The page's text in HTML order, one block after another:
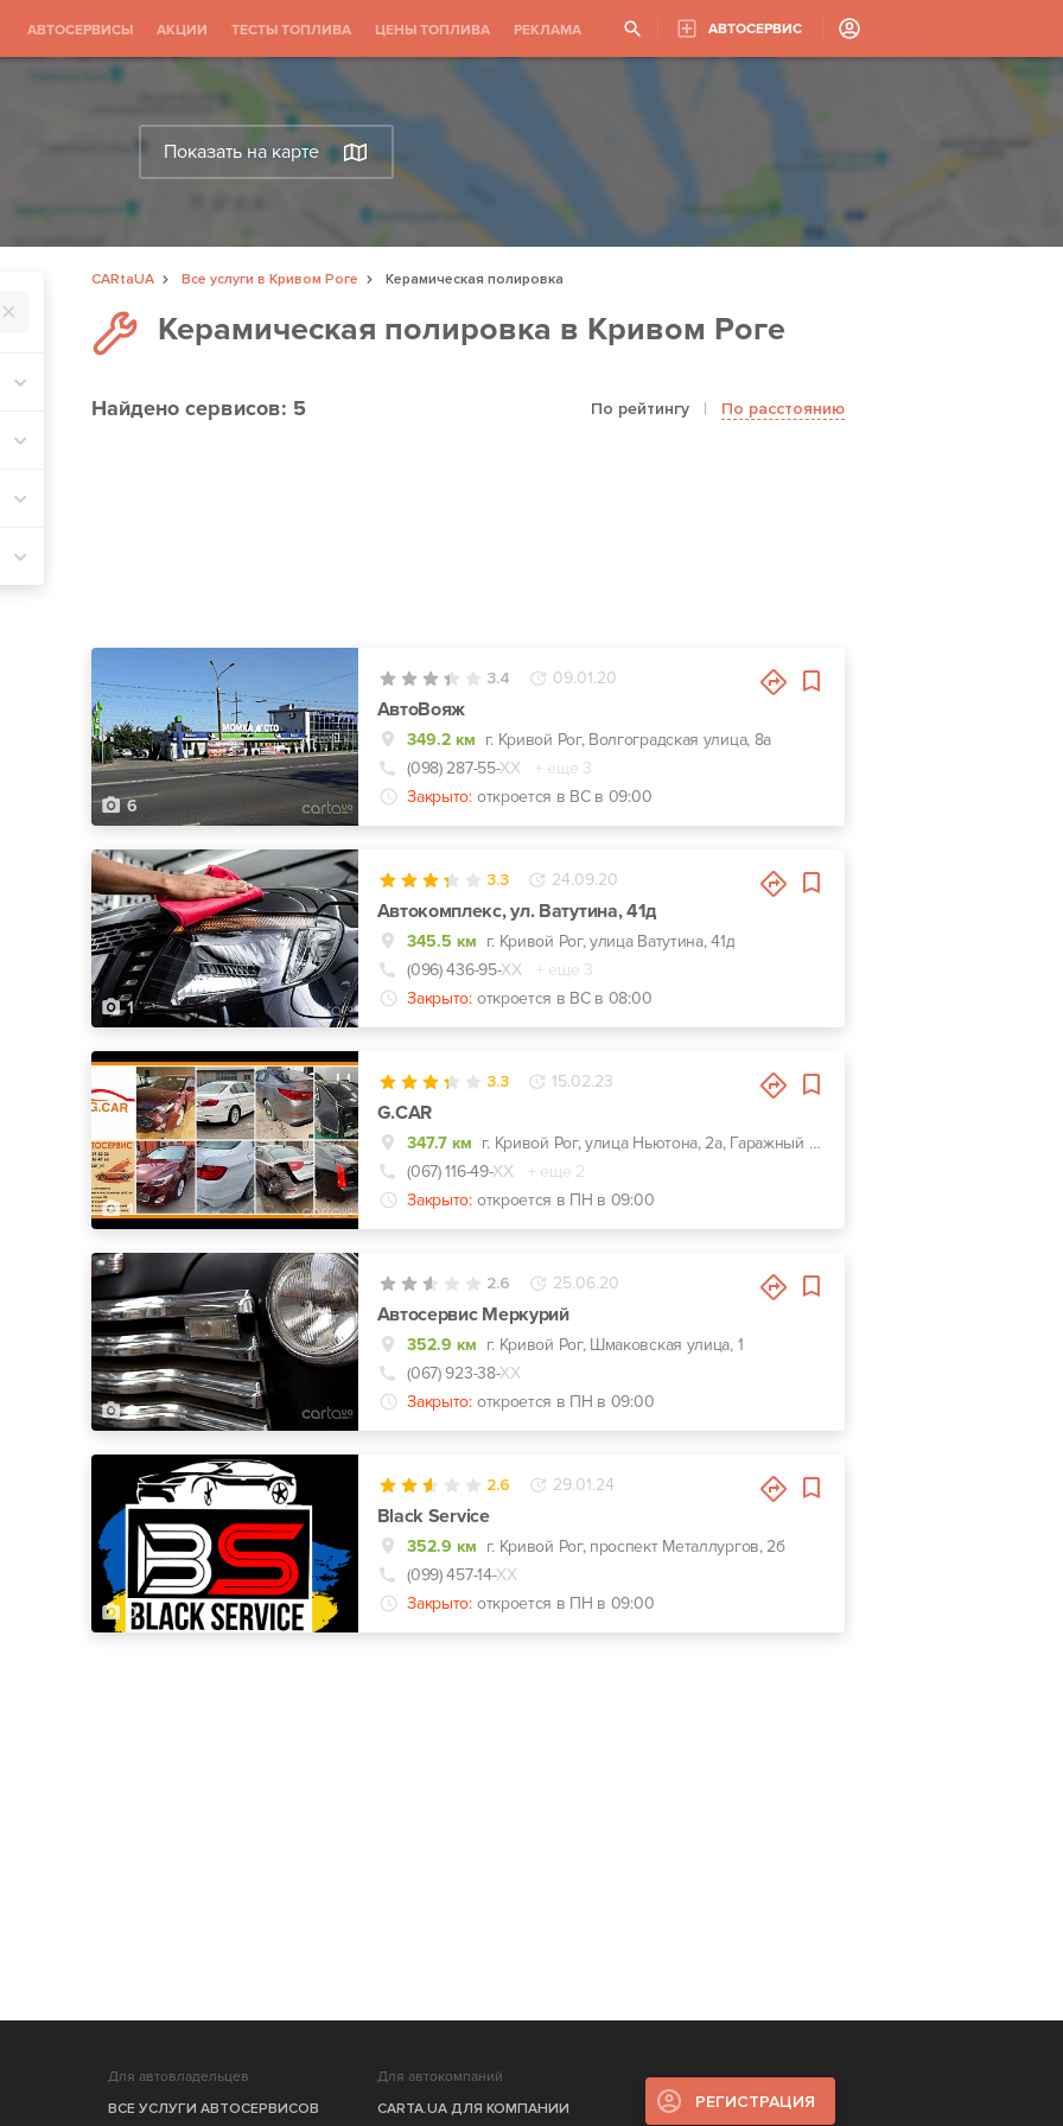
АВТОСЕРВИСЫ АКЦИИ ТЕСТЫ ТОПЛИВА ЦЕНЫ ТОПЛИВА РЕКЛАМА АВТОСЕРВИС
Показать на карте
CARtaUA Все услуги в Кривом Роге
Керамическая полировка
Керамическая полировка в Кривом Роге
Найденосервисов: 5 По рейтингу | По расстоянию
6
3.4 09.01.20
АвтоВояж
349.2 км г. Кривой Рог, Волгоградская улица, 8а
(098) 287-55-ХХ
+ еще 3
Закрыто: откроется в ВС в 09:00
1
3.3 24.09.20
Автокомплекс, ул. Ватутина, 41д
345.5 км г. Кривой Рог, улица Ватутина, 41д
(096) 436-95-ХХ
+ еще 3
Закрыто: откроется в ВС в 08:00
1
3.3 15.02.23
G.CAR
347.7 км
г. Кривой Рог, улица Ньютона, 2а, Гаражный кооператив (2-я линия)
(067) 116-49-ХХ
+ еще 2
Закрыто: откроется в ПН в 09:00
2
2.6 25.06.20
Автосервис Меркурий
352.9 км г. Кривой Рог, Шмаковская улица, 1
(067) 923-38-ХХ
Закрыто: откроется в ПН в 09:00
0
2.6 29.01.24
Black Service
352.9 км г. Кривой Рог, проспект Металлургов, 2б
(099) 457-14-ХХ
Закрыто: откроется в ПН в 09:00
Для автовладельцев
ВСЕ УСЛУГИ АВТОСЕРВИСОВ
Для автокомпаний
CARTA.UA ДЛЯ КОМПАНИИ
РЕГИСТРАЦИЯ